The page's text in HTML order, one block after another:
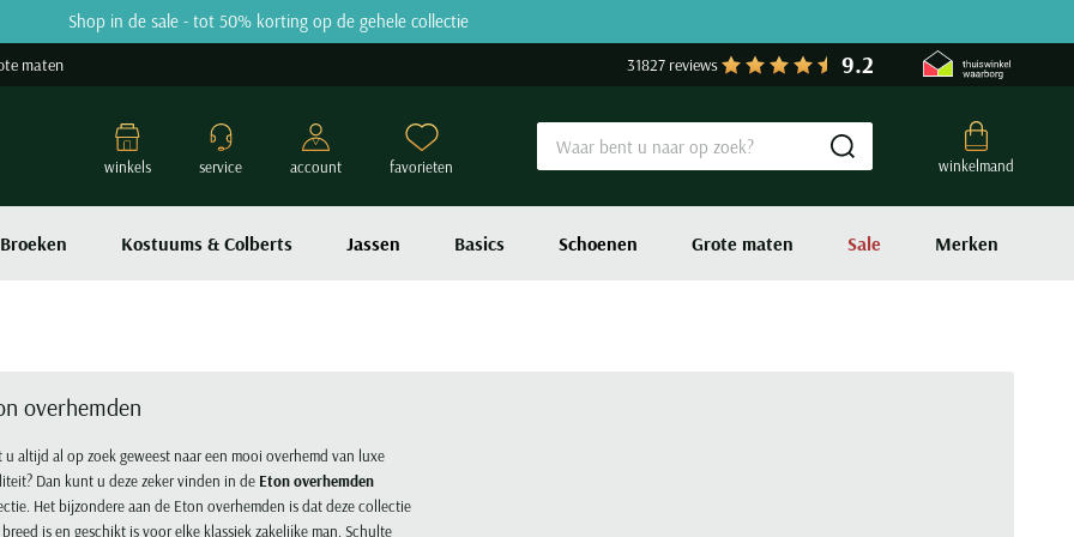
Shop in de sale - tot 50% korting op de gehele collectie
maten 31827 reviews 9.2
winkelmand
Submit search
Broeken Kostuums & Colberts Jassen Basics Schoenen Grote maten Sale Merken
winkels service account favorieten
overhemden
u altijd al op zoek geweest naar een mooi overhemd van luxe
Dan kunt u deze zeker vinden in de Eton overhemden
Het bijzondere aan de Eton overhemden is dat deze collectie
breed is en geschikt is voor elke klassiek zakelijke man. Schulte